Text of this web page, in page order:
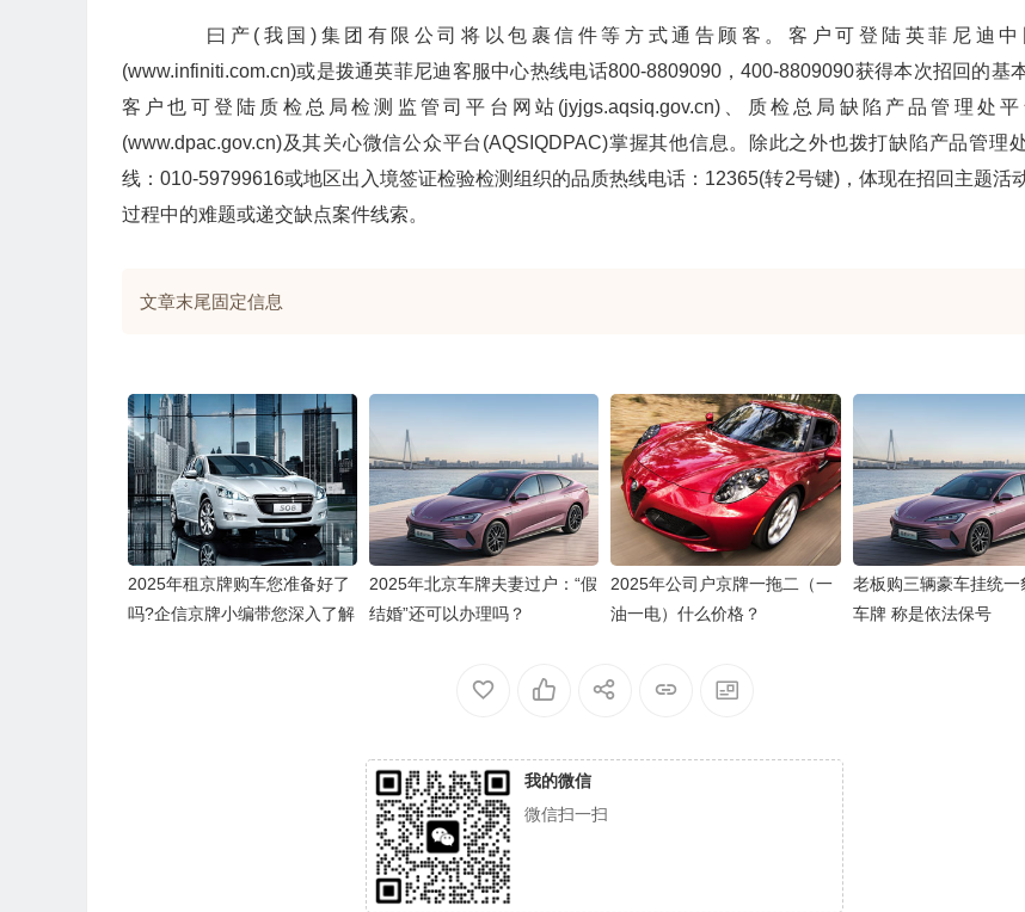
曰产(我国)集团有限公司将以包裹信件等方式通告顾客。客户可登陆英菲尼迪中
(www.infiniti.com.cn)或是拨通英菲尼迪客服中心热线电话800-8809090，400-8809090获得本次招回的基本
客户也可登陆质检总局检测监管司平台网站(jyjgs.aqsiq.gov.cn)、质检总局缺陷产品管理处
(www.dpac.gov.cn)及其关心微信公众平台(AQSIQDPAC)掌握其他信息。除此之外也拨打缺陷产品管理
线：010-59799616或地区出入境签证检验检测组织的品质热线电话：12365(转2号键)，体现在招回主题活
过程中的难题或递交缺点案件线索。
文章末尾固定信息
2025年租京牌购车您准备好了
吗?企信京牌小编带您深入了解
2025年北京车牌夫妻过户：“假
结婚”还可以办理吗？
2025年公司户京牌一拖二（一
油一电）什么价格？
老板购三辆豪车挂统一
车牌 称是依法保号
我的微信
微信扫一扫